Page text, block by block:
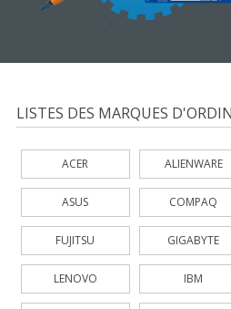
LISTES DES MARQUES
ACER ALIENWARE
ASUS COMPAQ
FUJITSU GIGABYTE
LENOVO IBM